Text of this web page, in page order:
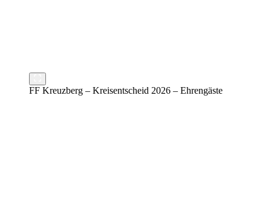
FF Kreuzberg – Kreisentscheid 2026 – Ehrengäste